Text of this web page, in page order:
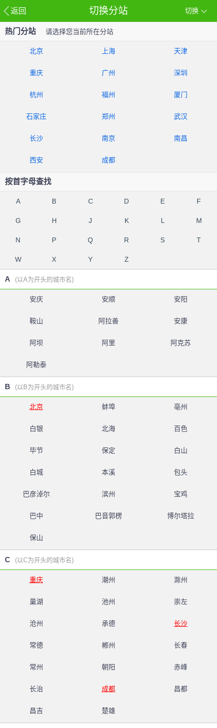
返回 切换
切换分站
热门分站 请选择您当前所在分站
北京 上海 天津
重庆 广州 深圳
杭州 福州 厦门
石家庄 郑州 武汉
长沙 南京 南昌
西安 成都
按首字母查找
A B C D E F
G H J K L M
N P Q R S T
W X Y Z
A (以A为开头的城市名)
安庆 安顺 安阳
鞍山 阿拉善 安康
阿坝 阿里 阿克苏
阿勒泰
B (以B为开头的城市名)
北京 蚌埠 亳州
白银 北海 百色
毕节 保定 白山
白城 本溪 包头
巴彦淖尔 滨州 宝鸡
巴中 巴音郭楞 博尔塔拉
保山
C (以C为开头的城市名)
重庆 潮州 滁州
巢湖 池州 崇左
沧州 承德 长沙
常德 郴州 长春
常州 朝阳 赤峰
长治 成都 昌都
昌吉 楚雄